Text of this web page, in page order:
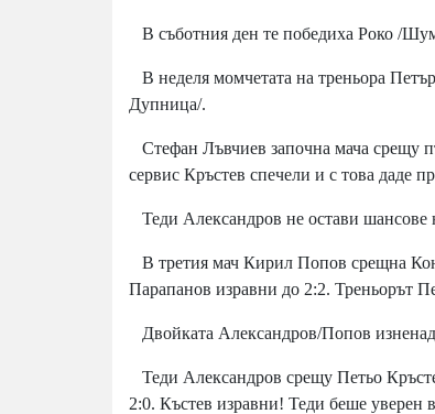
В съботния ден те победиха Роко /
В неделя момчетата на треньора
Дупница/.
Стефан Лъвчиев започна мача срещу
сервис Кръстев спечели и с това даде
Теди Александров не остави шансове
В третия мач Кирил Попов срещна
Парапанов изравни до 2:2. Треньорът
Двойката Александров/Попов
Теди Александров срещу Петьо
2:0. Къстев изравни! Теди беше уверен